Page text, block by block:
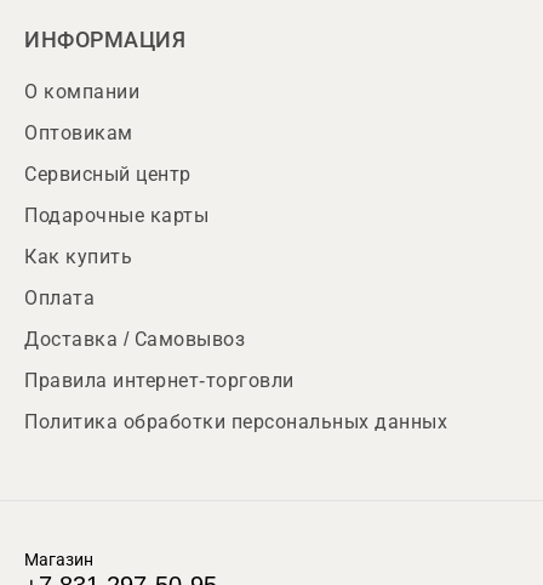
ИНФОРМАЦИЯ
О компании
Оптовикам
Сервисный центр
Подарочные карты
Как купить
Оплата
Доставка / Самовывоз
Правила интернет-торговли
Политика обработки персональных данных
Магазин